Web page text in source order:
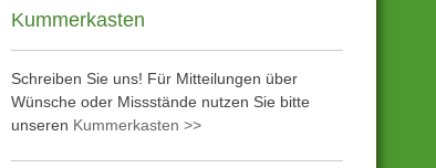
Kummerkasten
Schreiben Sie uns! Für Mitteilungen über
Wünsche oder Missstände nutzen Sie bitte
unseren Kummerkasten >>